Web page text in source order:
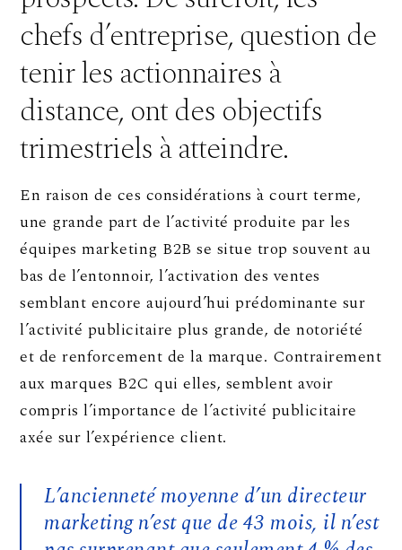
chefs d’entreprise, question de
tenir les actionnaires à
distance, ont des objectifs
trimestriels à atteindre.
En raison de ces considérations à court terme,
une grande part de l’activité produite par les
équipes marketing B2B se situe trop souvent au
bas de l’entonnoir, l’activation des ventes
semblant encore aujourd’hui prédominante sur
l’activité publicitaire plus grande, de notoriété
et de renforcement de la marque. Contrairement
aux marques B2C qui elles, semblent avoir
compris l’importance de l’activité publicitaire
axée sur l’expérience client.
L’ancienneté moyenne d’un directeur
marketing n’est que de 43 mois, il n’est